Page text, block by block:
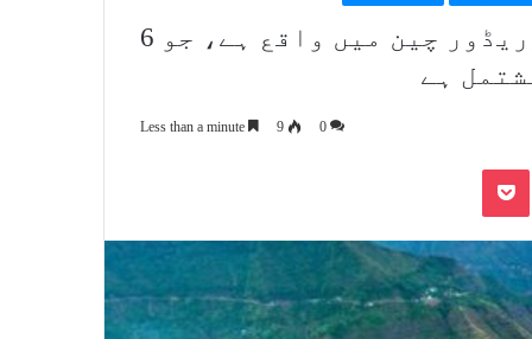
دنیا کا سب سے بڑا صاف توانائی کوریڈور چین میں واقع ہے، جو 6
ہے
0
9